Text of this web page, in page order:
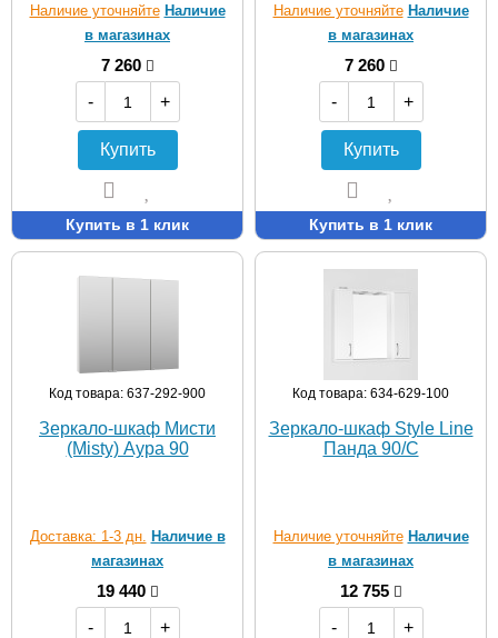
Наличие уточняйте Наличие
в магазинах
7 260
-
+
Купить
Купить в 1 клик
Наличие уточняйте Наличие
в магазинах
7 260
-
+
Купить
Купить в 1 клик
Код товара: 637-292-900
Зеркало-шкаф Мисти
(Misty) Аура 90
Доставка: 1-3 дн. Наличие в
магазинах
19 440
-
+
Код товара: 634-629-100
Зеркало-шкаф Style Line
Панда 90/С
Наличие уточняйте Наличие
в магазинах
12 755
-
+